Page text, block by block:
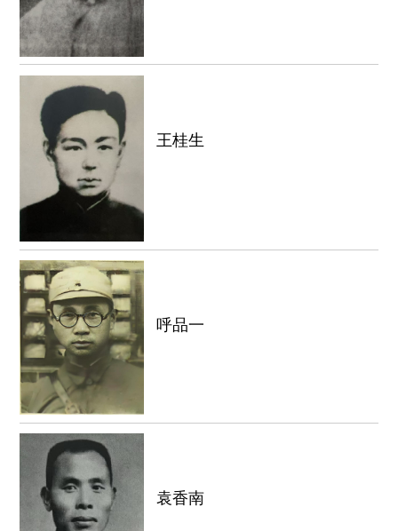
王桂生
呼品一
袁香南